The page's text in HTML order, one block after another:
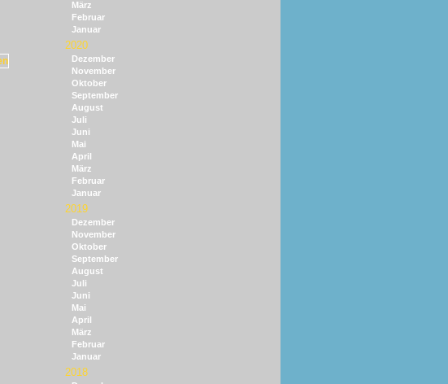
März
Februar
Januar
2020
Dezember
November
Oktober
September
August
Juli
Juni
Mai
April
März
Februar
Januar
2019
Dezember
November
Oktober
September
August
Juli
Juni
Mai
April
März
Februar
Januar
2018